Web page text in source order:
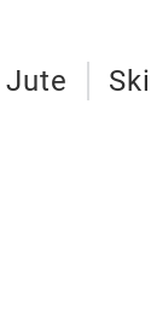
Jute